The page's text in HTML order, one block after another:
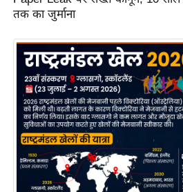
न
नी
ति
वि
श्ले
तक का जुर्माना